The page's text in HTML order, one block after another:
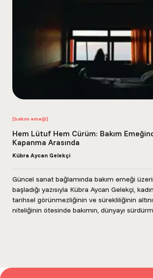
[bakım emeği]
Hem Lütuf Hem Cürüm: Bakım
Kapanma Arasında
Kübra Aycan Gelekçi
Güncel sanat bağlamında bakım emeği
başladığı yazısıyla Kübra Aycan Gelekçi,
tarihsel görünmezliğinin ve sürekliliğinin
niteliğinin ötesinde bakımın, dünyayı